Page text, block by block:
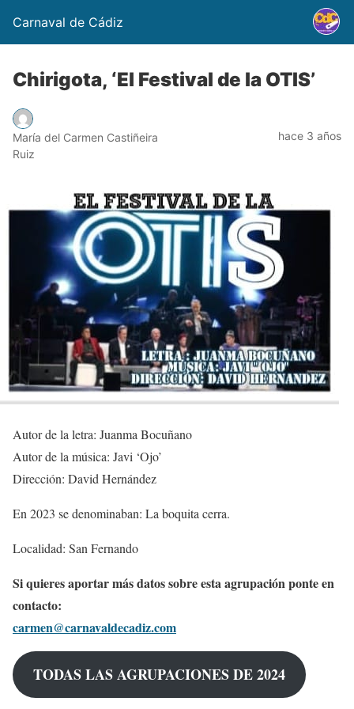
Carnaval de Cádiz
Chirigota, ‘El Festival de la OTIS’
María del Carmen Castiñeira
Ruiz
hace 3 años
Autor de la letra: Juanma Bocuñano
Autor de la música: Javi ‘Ojo’
Dirección: David Hernández
En 2023 se denominaban: La boquita cerra.
Localidad: San Fernando
Si quieres aportar más datos sobre esta agrupación ponte en
contacto:
carmen@carnavaldecadiz.com
TODAS LAS AGRUPACIONES DE 2024